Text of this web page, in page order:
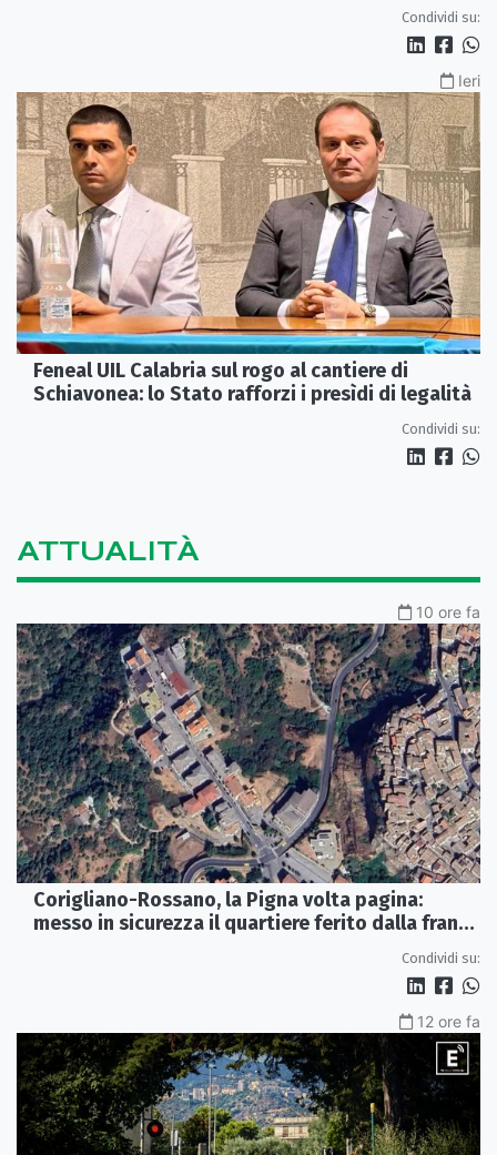
Condividi su:
Ieri
Feneal UIL Calabria sul rogo al cantiere di
Schiavonea: lo Stato rafforzi i presìdi di legalità
Condividi su:
ATTUALITÀ
10 ore fa
Corigliano-Rossano, la Pigna volta pagina:
messo in sicurezza il quartiere ferito dalla frana
Condividi su:
12 ore fa